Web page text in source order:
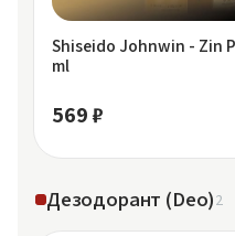
Shiseido Johnwin - Zin
ml
569 ₽
Дезодорант (Deo)2